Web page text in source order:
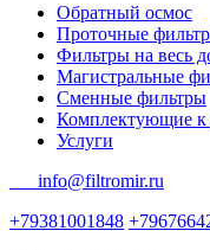
Обратный осмос
Проточные
Фильтры на весь
Магистральные
Сменные фильтры
Комплектующие к
Услуги
info@filtromir.ru
+79381001848